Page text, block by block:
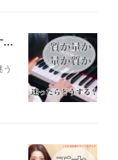
質か量か？量か質か？？迷ったらどうする？？？